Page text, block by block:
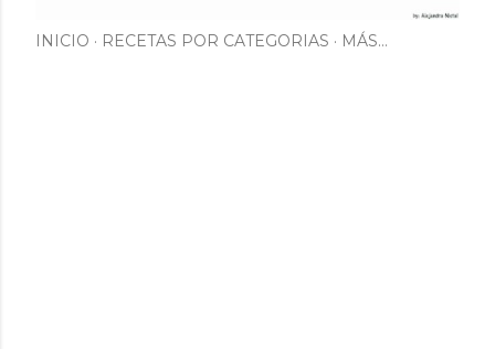
INICIO RECETAS POR CATEGORIAS MÁS…